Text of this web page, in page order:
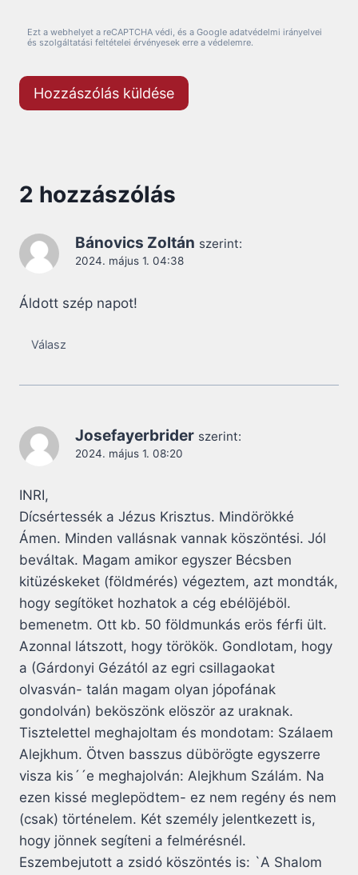
Ezt a webhelyet a reCAPTCHA védi, és a Google adatvédelmi irányelvei
és szolgáltatási feltételei érvényesek erre a védelemre.
2 hozzászólás
Bánovics Zoltán szerint:
2024. május 1. 04:38
Áldott szép napot!
Válasz
Josefayerbrider szerint:
2024. május 1. 08:20
INRI,
Dícsértessék a Jézus Krisztus. Mindörökké
Ámen. Minden vallásnak vannak köszöntési. Jól
beváltak. Magam amikor egyszer Bécsben
kitüzéskeket (földmérés) végeztem, azt mondták,
hogy segítöket hozhatok a cég ebélöjéböl.
bemenetm. Ott kb. 50 földmunkás erös férfi ült.
Azonnal látszott, hogy törökök. Gondlotam, hogy
a (Gárdonyi Gézától az egri csillagaokat
olvasván- talán magam olyan jópofának
gondolván) beköszönk elöször az uraknak.
Tisztelettel meghajoltam és mondotam: Szálaem
Alejkhum. Ötven basszus dübörögte egyszerre
visza kis´´e meghajolván: Alejkhum Szálám. Na
ezen kissé meglepödtem- ez nem regény és nem
(csak) történelem. Két személy jelentkezett is,
hogy jönnek segíteni a felmérésnél.
Eszembejutott a zsidó köszöntés is: `A Shalom